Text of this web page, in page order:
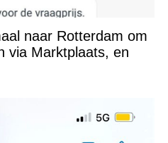
naar Rotterdam om
via Marktplaats, en